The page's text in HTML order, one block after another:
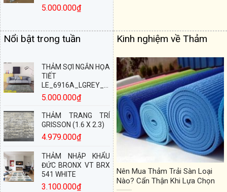
5.000.000₫
Nổi bật trong tuần
THẢM SỢI NGẮN HỌA
TIẾT
LE_6916A_LGREY_160X230
5.000.000₫
THẢM TRANG TRÍ
GRISSON (1.6 X 2.3)
4.979.000₫
THẢM NHẬP KHẨU
ĐỨC BRONX VT BRX
541 WHITE
3.100.000₫
Kinh nghiệm về Thảm
Nên Mua Thảm Trải Sàn Loại
Nào? Cẩn Thận Khi Lựa Chọn